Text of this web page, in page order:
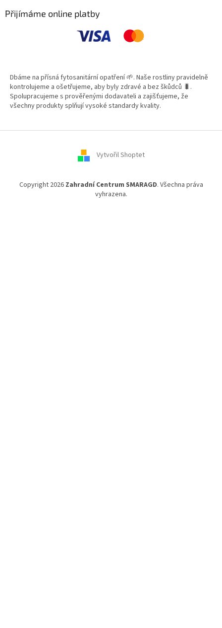
Přijímáme online platby
Dbáme na přísná fytosanitární opatření 🌱. Naše rostliny pravidelně
kontrolujeme a ošetřujeme, aby byly zdravé a bez škůdců 🐛.
Spolupracujeme s prověřenými dodavateli a zajišťujeme, že
všechny produkty splňují vysoké standardy kvality.
Vytvořil Shoptet
Copyright 2026 Zahradní Centrum SMARAGD. Všechna práva
vyhrazena.